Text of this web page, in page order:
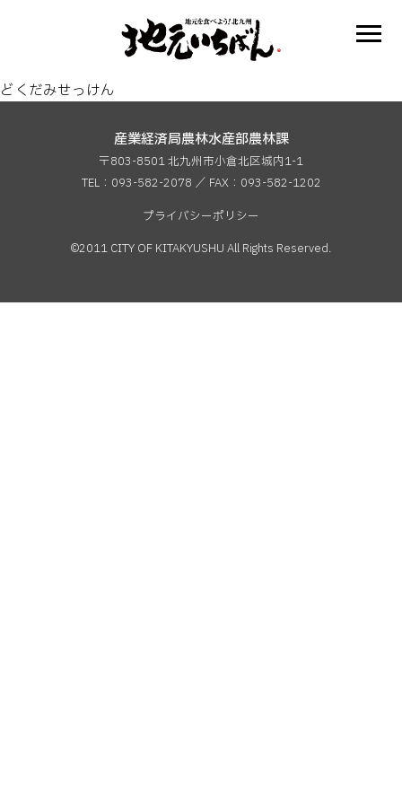
どくだみせっけん
産業経済局農林水産部農林課
〒803-8501 北九州市小倉北区城内1-1
TEL：093-582-2078 ／ FAX： 093-582-1202
プライバシーポリシー
©2011 CITY OF KITAKYUSHU All Rights Reserved.